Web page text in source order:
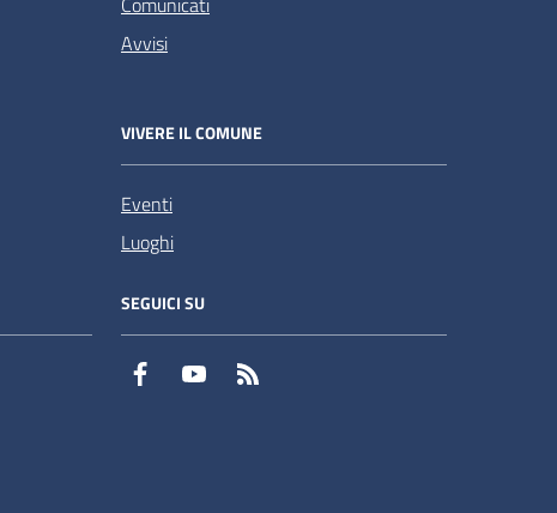
Avvisi
VIVERE IL COMUNE
Eventi
Luoghi
SEGUICI SU
Facebook YouTube